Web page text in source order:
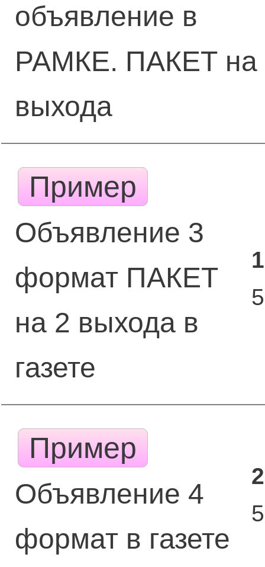
объявление в
РАМКЕ. ПАКЕТ на
выхода
Пример
Объявление 3
формат ПАКЕТ
на 2 выхода в
газете
Пример
Объявление 4
формат в газете